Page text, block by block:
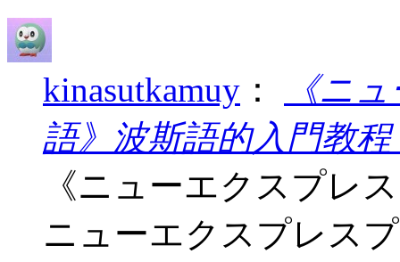
kinasutkamuy ：
《ニ
語》波斯語的入門教程
《ニューエクスプレ
ニューエクスプレス